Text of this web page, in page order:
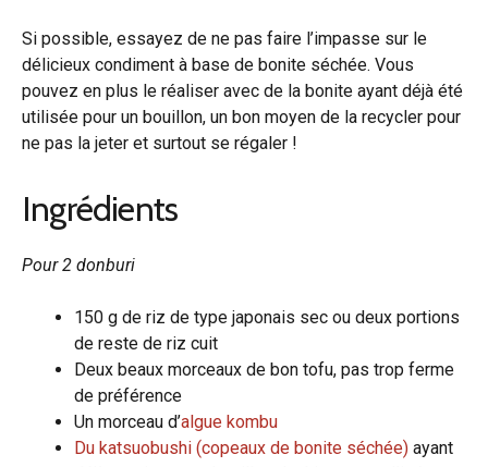
Si possible, essayez de ne pas faire l’impasse sur le
délicieux condiment à base de bonite séchée. Vous
pouvez en plus le réaliser avec de la bonite ayant déjà été
utilisée pour un bouillon, un bon moyen de la recycler pour
ne pas la jeter et surtout se régaler !
Ingrédients
Pour 2 donburi
150 g de riz de type japonais sec ou deux portions
de reste de riz cuit
Deux beaux morceaux de bon tofu, pas trop ferme
de préférence
Un morceau d’algue kombu
Du katsuobushi (copeaux de bonite séchée) ayant